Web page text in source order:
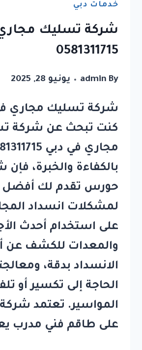
خدمات دبي
شركة تسليك
0581311715
By
admin يونيو 28, 2025
شركة تسليك مجاري
كنت تبحث عن شركة
بالكفاءة والخبرة، فإن
حورس تقدم لك أفضل
لمشكلات انسداد
على استخدام أحدث
والمعدات للكشف عن
الانسداد بدقة،
الحاجة إلى تكسير أو
المواسير. تعتمد
على طاقم فني مدرب